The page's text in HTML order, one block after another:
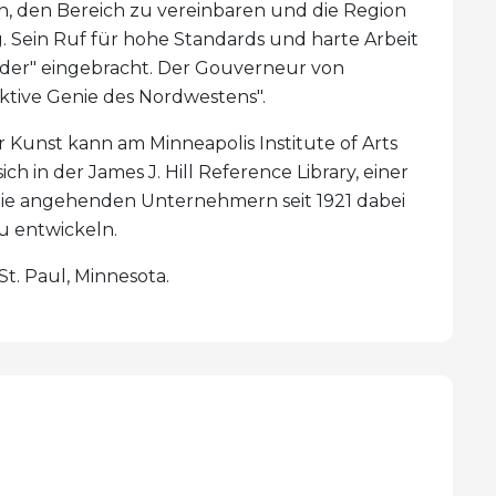
den Bereich zu vereinbaren und die Region
Ruf für hohe Standards und harte Arbeit
eingebracht. Der Gouverneur von
Genie des Nordwestens".
kann am Minneapolis Institute of Arts
in der James J. Hill Reference Library, einer
angehenden Unternehmern seit 1921 dabei
entwickeln.
Paul, Minnesota.